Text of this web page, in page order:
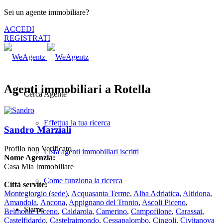
Sei un agente immobiliare?
ACCEDI
REGISTRATI
Cerca Agente
Effettua la tua ricerca
Lista agenti immobiliari iscritti
Come funziona la ricerca
Siamo
Agenti immobiliari a Rotella
Sandro Marziali
Profilo non Verificato
Nome Agenzia:
Casa Mia Immobiliare
Città servite:
Montegiorgio (sede), Acquasanta Terme, Alba Adriatica, Altidona,
Amandola, Ancona, Appignano del Tronto, Ascoli Piceno,
Belmonte Piceno, Caldarola, Camerino, Campofilone, Carassai,
Castelfidardo, Castelraimondo, Cessapalombo, Cingoli, Civitanova